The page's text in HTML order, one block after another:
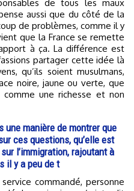
de tous les maux
aussi que du côté de la
de problèmes, comme il y
que la France se remette
à ça. La différence est
partager cette idée là
qu’ils soient musulmans,
noire, jaune ou verte, que
une richesse et non
une manière de montrer que
ces questions, qu’elle est
l’immigration, rajoutant à
il y a peu de t